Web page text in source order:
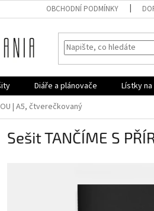
OBCHODNÍ PODMÍNKY
Diáře a plánovače Lístky
| A5, čtverečkovaný
Sešit TANČÍME S